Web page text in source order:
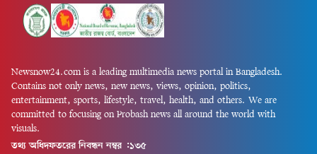
Newsnow24.com is a leading multimedia news portal in Bangladesh.
Contains not only news, new news, views, opinion, politics,
entertainment, sports, lifestyle, travel, health, and others. We are
committed to focusing on Probash news all around the world with
visuals.
তথ্য অধিদফতরের নিবন্ধন নম্বর :১৩৫